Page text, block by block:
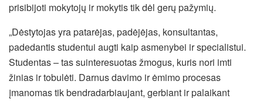
prisibijoti mokytojų ir mokytis tik dėl gerų pažymių.
„Dėstytojas yra patarėjas, padėjėjas, konsultantas,
padedantis studentui augti kaip asmenybei ir specialistui.
Studentas – tas suinteresuotas žmogus, kuris nori imti
žinias ir tobulėti. Darnus davimo ir ėmimo procesas
įmanomas tik bendradarbiaujant, gerbiant ir palaikant